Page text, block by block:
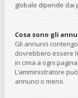
globale dipende dai
Cosa sono gli
Gli annunci
dovrebbero essere
in cima a ogni
L’amministratore
annunci o meno.